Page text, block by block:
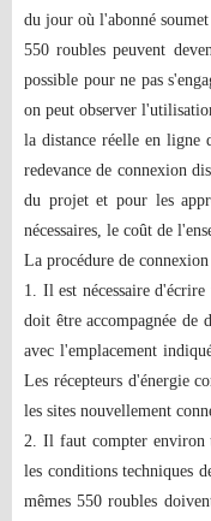
du jour où l'abonné
550 roubles peuvent
possible pour ne pas
on peut observer
la distance réelle en ligne
redevance de connexion
du projet et pour les
nécessaires, le coût de
La procédure de
1. Il est nécessaire
doit être accompagnée de
avec l'emplacement
Les récepteurs d'énergie
les sites nouvellement
2. Il faut compter environ
les conditions techniques
mêmes 550 roubles